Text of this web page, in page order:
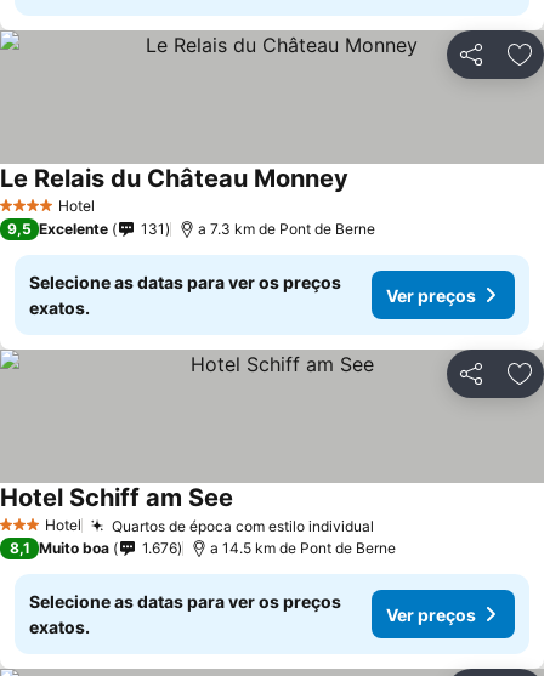
Partilhar
4 EstrelasHotel
Le Relais du Château Monney
9,5 Excelente 131 a 7.3 km de Pont de Berne
Selecione as datas para ver os preços
exatos.
Ver preços
Partilhar
3 EstrelasHotel Quartos de época com estilo individual
Hotel Schiff am See
8,1 Muito boa 1.676 a 14.5 km de Pont de Berne
Selecione as datas para ver os preços
exatos.
Ver preços